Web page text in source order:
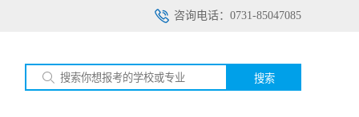
咨询电话：0731-85047085
搜索